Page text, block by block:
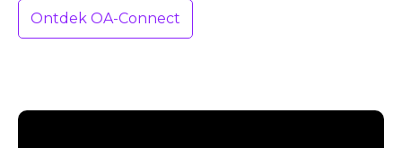
Ontdek OA-Connect